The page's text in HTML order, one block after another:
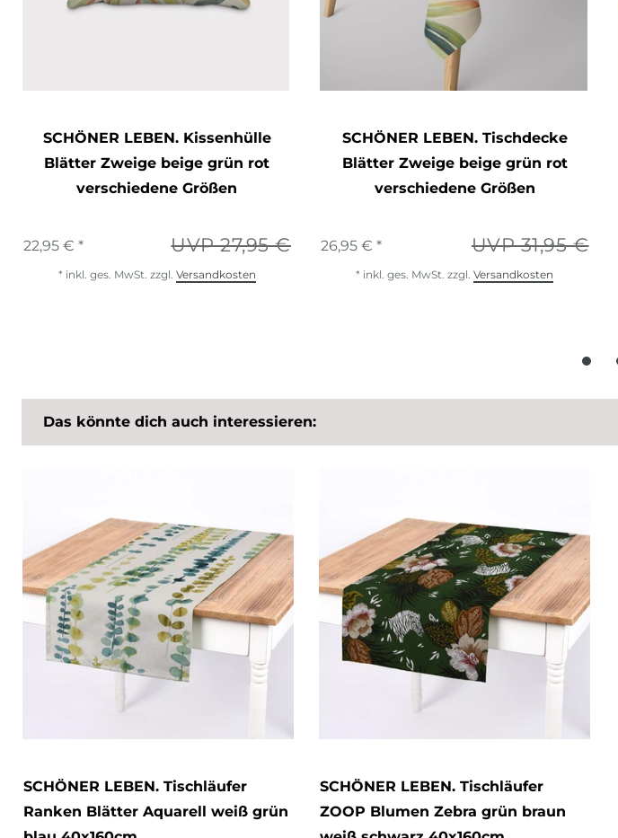
SCHÖNER LEBEN. Kissenhülle
Blätter Zweige beige grün rot
verschiedene Größen
UVP 27,95 €
22,95 € *
* inkl. ges. MwSt. zzgl. Versandkosten
SCHÖNER LEBEN. Tischdecke
Blätter Zweige beige grün rot
verschiedene Größen
UVP 31,95 €
26,95 € *
* inkl. ges. MwSt. zzgl.Versandkosten
Das könnte dich auch interessieren:
SCHÖNER LEBEN. Tischläufer
Ranken Blätter Aquarell weiß grün
SCHÖNER LEBEN. Tischläufer
ZOOP Blumen Zebra grün braun